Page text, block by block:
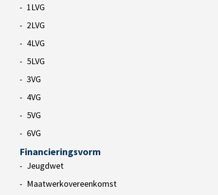
1LVG
2LVG
4LVG
5LVG
3VG
4VG
5VG
6VG
Financieringsvorm
Jeugdwet
Maatwerkovereenkomst